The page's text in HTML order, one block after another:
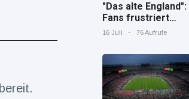
"Das alte England":
Fans frustriert
nach WM-Aus
16 Juli 76 Aufrufe